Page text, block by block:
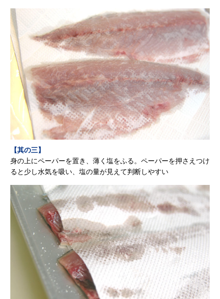
【其の三】
身の上にペーパーを置き、薄く塩をふる。ペーパーを押さえつけ
ると少し水気を吸い、塩の量が見えて判断しやすい